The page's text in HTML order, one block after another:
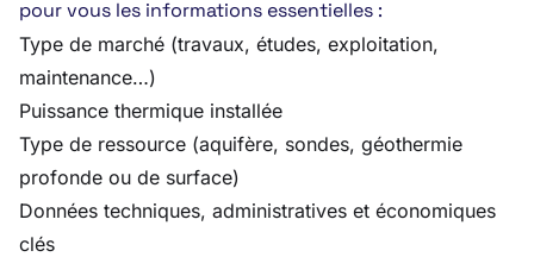
pour vous les informations essentielles :
Type de marché (travaux, études, exploitation,
maintenance…)
Puissance thermique installée
Type de ressource (aquifère, sondes, géothermie
profonde ou de surface)
Données techniques, administratives et économiques
clés